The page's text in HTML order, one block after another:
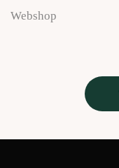
Webshop